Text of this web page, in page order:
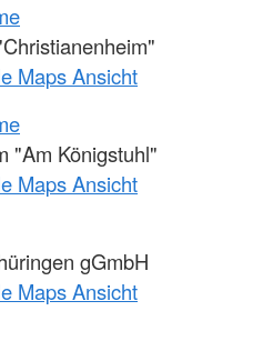
Maps Ansicht
"Am Königstuhl"
Maps Ansicht
gGmbH
Maps Ansicht